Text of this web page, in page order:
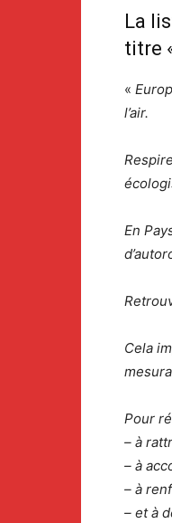
La
titre
«
l’air.
En
Cela
Pour
– à
– à
– à
– et à